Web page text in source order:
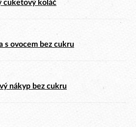
cuketový koláč
s ovocem bez cukru
nákyp bez cukru